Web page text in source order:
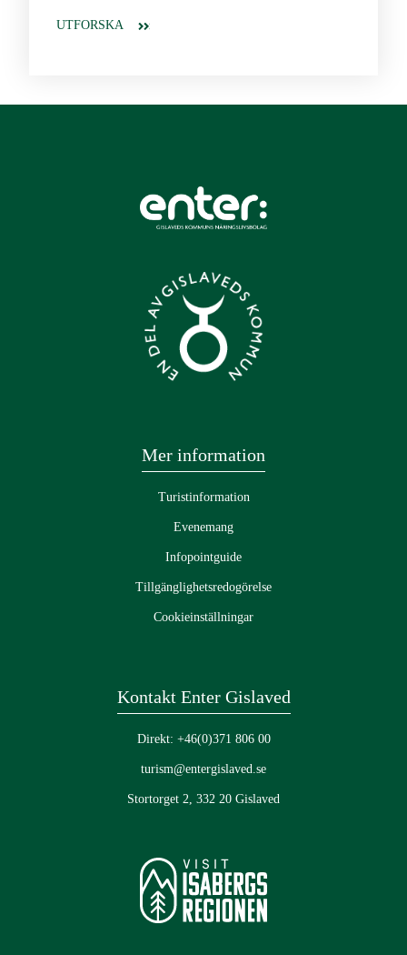
UTFORSKA
Mer information
Turistinformation
Evenemang
Infopointguide
Tillgänglighetsredogörelse
Cookieinställningar
Kontakt Enter Gislaved
Direkt: +46(0)371 806 00
turism@entergislaved.se
Stortorget 2, 332 20 Gislaved